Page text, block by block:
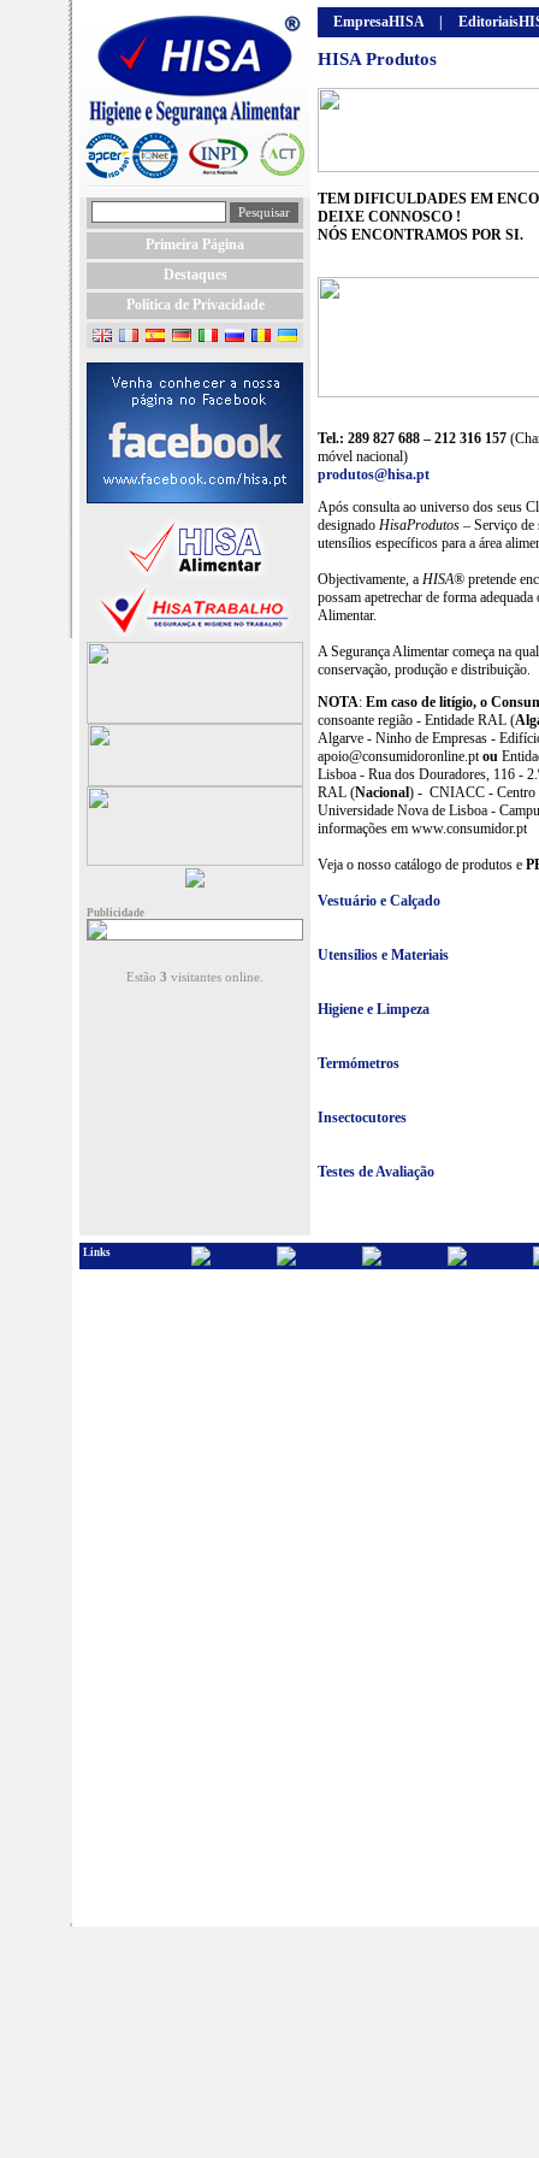
Primeira Página
Destaques
Política de Privacidade
Publicidade
Estão 3 visitantes online.
EmpresaHISA
HISA Produtos
TEM DIFICULDADES EM
DEIXE CONNOSCO !
NÓS ENCONTRAMOS POR SI.
Tel.: 289 827 688 – 212 316 157
móvel nacional)
produtos@hisa.pt
Após consulta ao universo dos seus
designado HisaProdutos – Serviço de
utensílios específicos para a área
Objectivamente, a HISA® pretende
possam apetrechar de forma
Alimentar.
A Segurança Alimentar começa na
conservação, produção e distribuição.
NOTA: Em caso de litígio, o
consoante região - Entidade RAL (
Algarve - Ninho de Empresas -
apoio@consumidoronline.pt ou
Lisboa - Rua dos Douradores, 116 -
RAL (Nacional) - CNIACC - Centro
Universidade Nova de Lisboa -
informações em www.consumidor.pt
Veja o nosso catálogo de produtos e
Vestuário e Calçado
Utensílios e Materiais
Higiene e Limpeza
Termómetros
Insectocutores
Testes de Avaliação
Links